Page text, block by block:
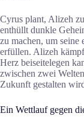
Cyrus plant, Alizeh
enthüllt dunkle
zu machen, um seine
erfüllen. Alizeh
Herz beiseitelegen
zwischen zwei
Zukunft gestalten
Ein Wettlauf gegen